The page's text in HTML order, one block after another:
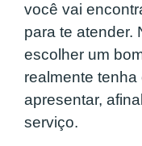
você vai
para te atender.
escolher um
realmente
apresentar,
serviço.